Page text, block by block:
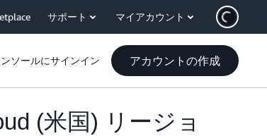
サポート マイアカウント
ソールにサインイン アカウントの作成
(米国) リージョ